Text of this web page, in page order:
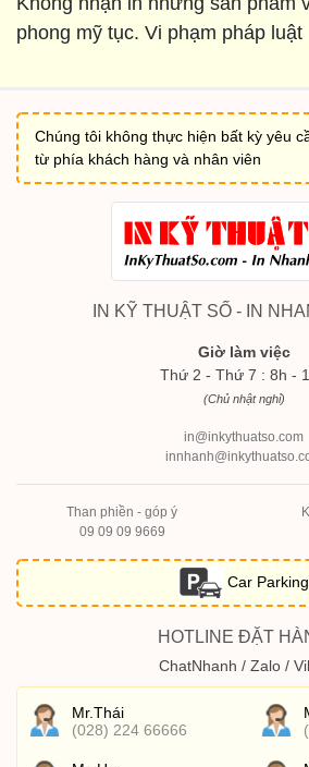
phong mỹ tục. Vi phạm pháp luật
Chúng tôi không thực hiện bất kỳ yêu
từ phía khách hàng và nhân viên
IN KỸ THUẬT SỐ - IN
Giờ làm việc
Thứ 2 - Thứ 7 : 8h -
(Chủ nhật nghỉ)
in@inkythuatso.com
Than phiền - góp ý
09 09 09 9669
Car Parking
HOTLINE ĐẶT
ChatNhanh / Zalo /
Mr.Thái
(028) 224 66666